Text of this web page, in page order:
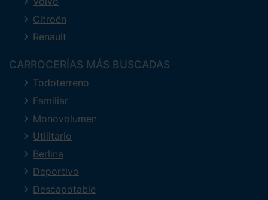
Citroën
Renault
CARROCERÍAS MÁS BUSCADAS
Todoterreno
Familiar
Monovolumen
Utilitario
Berlina
Deportivo
Descapotable